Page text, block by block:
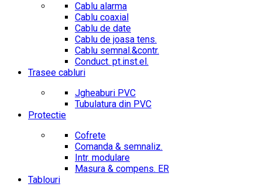
Cablu alarma
Cablu coaxial
Cablu de date
Cablu de joasa tens.
Cablu semnal.&contr.
Conduct. pt.inst.el.
Trasee cabluri
Jgheaburi PVC
Tubulatura din PVC
Protectie
Cofrete
Comanda & semnaliz.
Intr. modulare
Masura & compens. ER
Tablouri